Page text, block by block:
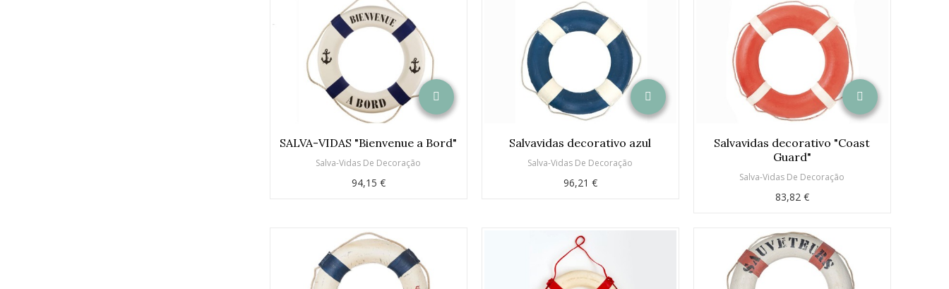
SALVA-VIDAS "Bienvenue a Bord"
Salva-Vidas De Decoração
94,15 €
Salvavidas decorativo azul
Salva-Vidas De Decoração
96,21 €
Salvavidas decorativo "Coast
Guard"
Salva-Vidas De Decoração
83,82 €